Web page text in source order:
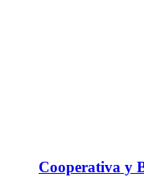
Cooperativa y